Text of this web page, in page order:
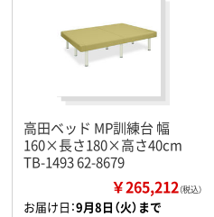
高田ベッド MP訓練台 幅
160×長さ180×高さ40cm
TB-1493 62-8679
￥265,212（税込）
お届け日：9月8日（火）まで